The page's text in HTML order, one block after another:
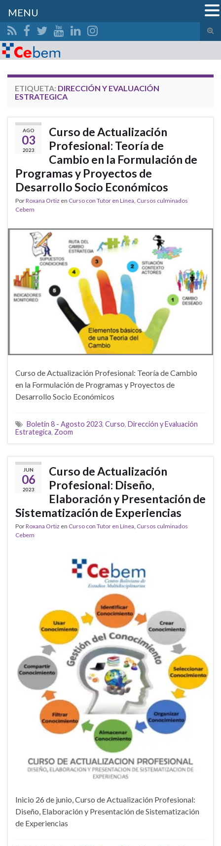
el
Search for:
ETIQUETA: DIRECCIÓN Y EVALUACIÓN
ESTRATEGICA
AGO
03
2023
Curso de Actualización
Profesional: Teoría de
Cambio en la Formulación de
Programas y Proyectos de
Desarrollo Socio Económicos
PorRoxana Ortiz en Curso con Tutor en Línea, Cursos culminados
Cebem
Curso de Actualización Profesional: Teoría de Cambio
en la Formulación de Programas y Proyectos de
Desarrollo Socio Económicos
Boletín 8 - Agosto 2023, Curso, Dirección y Evaluación
Estrategica, Zoom
JUN
06
2023
Curso de Actualización
Profesional: Diseño,
Elaboración y Presentación de
Sistematización de Experiencias
PorRoxana Ortiz en Curso con Tutor en Línea Cursos culminados
Cebem
Inicio 26 de junio, Curso de Actualización Profesional:
Diseño, Elaboración y Presentación de Sistematización
de Experiencias
MENU